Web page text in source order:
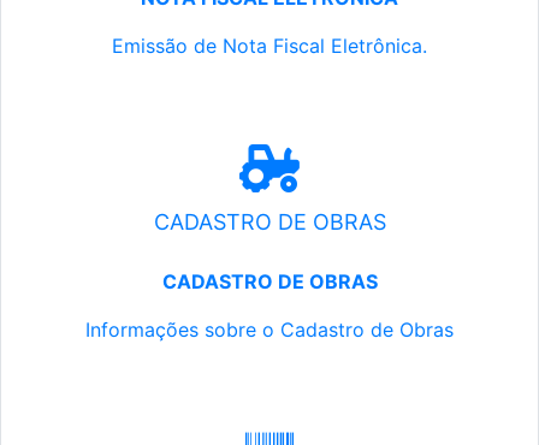
Emissão de Nota Fiscal Eletrônica.
CADASTRO DE OBRAS
CADASTRO DE OBRAS
Informações sobre o Cadastro de Obras